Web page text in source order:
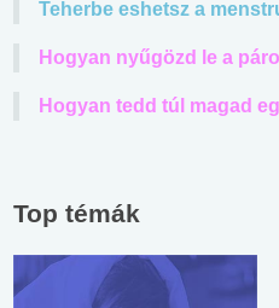
Teherbe eshetsz a
Hogyan nyűgözd le a
Hogyan tedd túl magad
Top témák